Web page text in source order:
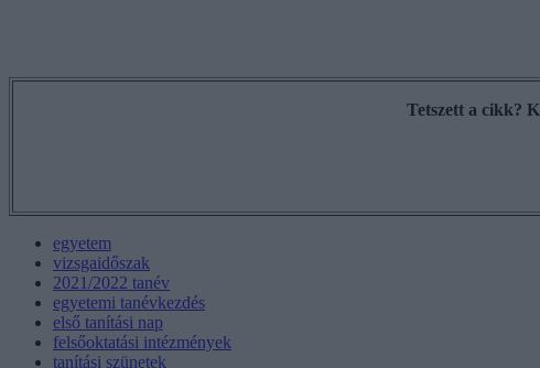
Tetszett a cikk?
egyetem
vizsgaidőszak
2021/2022 tanév
egyetemi tanévkezdés
első tanítási nap
felsőoktatási intézmények
tanítási szünetek